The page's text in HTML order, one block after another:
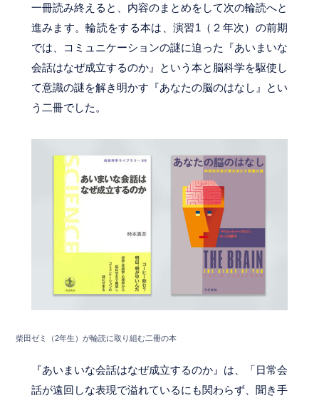
一冊読み終えると、内容のまとめをして次の輪読へと
進みます。輪読をする本は、演習1（２年次）の前期
では、コミュニケーションの謎に迫った『あいまいな
会話はなぜ成立するのか』という本と脳科学を駆使し
て意識の謎を解き明かす『あなたの脳のはなし』とい
う二冊でした。
柴田ゼミ（2年生）が輪読に取り組む二冊の本
『あいまいな会話はなぜ成立するのか』は、「日常会
話が遠回しな表現で溢れているにも関わらず、聞き手